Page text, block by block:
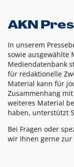
AKN
In unserem
sowie ausgewählte
Mediendatenbank
für redaktionelle
Material kann für
Zusammenhang
weiteres Material
haben, unterstützt
Bei Fragen oder
wir Ihnen gerne zur